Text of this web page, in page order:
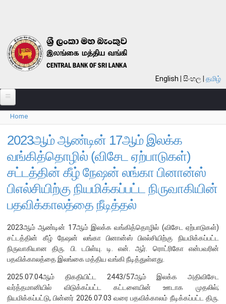
English සිංහල தமிழ்
பற்றி
வங்கி பற்றி
பொது நோக்கு
வங்கியின் வரலாறு
தொலைநோக்கு, பணி, பெறுமானம்
குறிக்கோள்கள்
நிறுவன ரீதியான அமைப்பு
முதன்மை அலுவலர்கள்
திணைக்களங்கள்
You are here
Home
2023ஆம் ஆண்டின் 17ஆம் இலக்க
வங்கித்தொழில் (விசேட ஏற்பாடுகள்)
சட்டத்தின் கீழ் நேஷன் லங்கா பினான்ஸ்
பிஎல்சியிற்கு நியமிக்கப்பட்ட நிருவாகியின்
பதவிக்காலத்தை நீடித்தல்
2023ஆம் ஆண்டின் 17ஆம் இலக்க வங்கித்தொழில் (விசேட ஏற்பாடுகள்)
சட்டத்தின் கீழ் நேஷன் லங்கா பினான்ஸ் பிஎல்சியிற்கு நியமிக்கப்பட்ட
நிருவாகியான திரு. பி. டபிள்யு. டி. என். ஆர். ரொட்ரிகோ என்பவரின்
பதவிக்காலத்தை இலங்கை மத்திய வங்கி நீடித்துள்ளது.
2025.07.04ஆம் திகதியிட்ட 2443/57ஆம் இலக்க அதிவிசேட
வர்த்தமானியில் விடுக்கப்பட்ட கட்டளையின் ஊடாக முதலில்;
நியமிக்கப்பட்டு, பின்னர் 2026.07.03 வரை பதவிக்காலம் நீடிக்கப்பட்ட திரு.